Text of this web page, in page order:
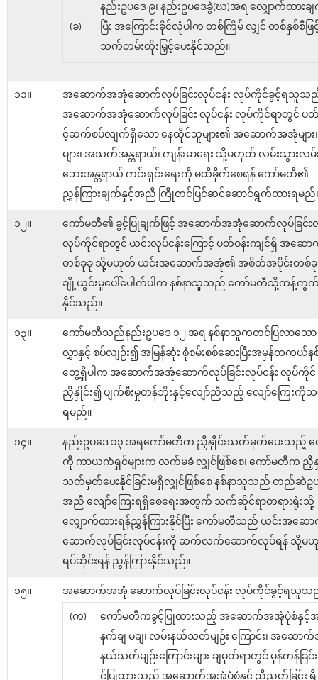
(ခ)
နည်းဥပဒေ ၉၊ နည်းဥပဒေခွဲ(ဃ)အရ လျှောက်ထားခ
ပြီး အကြောင်းခိုင်လုံပါက တစ်ကြိမ် လျှင် တစ်နှစ်စီဖြ
သက်တမ်းတိုးမြှင့်ပေးနိုင်သည်။
၁၁။
အဆောက်အအုံဆောက်လုပ်ခြင်းလုပ်ငန်း လုပ်ကိုင်ခွင့်ရသူသ
အဆောက်အအုံဆောက်လုပ်ခြင်း လုပ်ငန်း လုပ်ကိုင်ရာတွင် ပတ်
င့်ဆက်စပ်လျက်ရှိသော နေထိုင်သူများ၏ အဆောက်အအုံများ၊
များ၊ အသက်အန္တရာယ်၊ ကျန်းမာရေး သို့မဟုတ် လမ်းသွားလမ်
ဘေးအန္တရာယ် ကင်းရှင်းရေးကို မထိခိုက်စေရန် ကော်မတီ၏
ညွှန်ကြားချက်နှင့်အညီ ကြိုတင်ပြင်ဆင်ဆောင်ရွက်ထားရမည်
၁၂။
ကော်မတီ၏ ခွင့်ပြုချက်ဖြင့် အဆောက်အအုံဆောက်လုပ်ခြင်း
လုပ်ကိုင်ရာတွင် ယင်းလုပ်ငန်းကြောင့် ပတ်ဝန်းကျင်ရှိ အဆေ
တစ်ခုခု သို့မဟုတ် ယင်းအဆောက်အအုံ၏ အစိတ်အပိုင်းတစ်ခုခု
ချို့ယွင်းမှုပေါ်ပေါက်ပါက နစ်နာသူသည် ကော်မတီသို့ကန့်ကွ
နိုင်သည်။
၁၃။
ကော်မတီသည်နည်းဥပဒေ ၁၂ အရ နစ်နာသူကတင်ပြလာသ
လွှာနှင့် စပ်လျဉ်း၍ အမြန်ဆုံး စုံစမ်းစစ်ဆေးပြီးအမှန်တကယ်နစ်
တွေ့ရှိပါက အဆောက်အအုံဆောက်လုပ်ခြင်းလုပ်ငန်း လုပ်ကိုင်
ညှိနှိုင်း၍ ပျက်စီးမှုတန်ဘိုးနှင့်လျော်ညီသည့် လျော်ကြေးကို
ရမည်။
၁၄။
နည်းဥပဒေ ၁၃ အရကော်မတီက ညှိနှိုင်းသတ်မှတ်ပေးသည့် လျ
ကို ကာယကံရှင်များက လက်မခံ လျှင်ဖြစ်စေ၊ ကော်မတီက ညှိ
သတ်မှတ်ပေးနိုင်ခြင်းမရှိလျှင်ဖြစ်စေ နစ်နာသူသည် တည်ဆဲဥပ​ဒ
အညီ လျော်ကြေးရရှိစေရေးအတွက် သက်ဆိုင်ရာတရားရုံးသို့
လျှောက်ထားရန်ညွှန်ကြားနိုင်ပြီး ကော်မတီသည် ယင်းအဆ
ဆောက်လုပ်ခြင်းလုပ်ငန်းကို ဆက်လက်ဆောက်လုပ်ရန် သို့မ
ရပ်ဆိုင်းရန် ညွှန်ကြားနိုင်သည်။
၁၅။ အဆောက်အအုံ ဆောက်လုပ်ခြင်းလုပ်ငန်း လုပ်ကိုင်ခွင့်ရသူသ
(က)
ကော်မတီကခွင့်ပြုထားသည့် အဆောက်အအုံပုံစံနှင့်
နက်ချ မချ၊ လမ်းနယ်သတ်မျဉ်း ကြောင်း၊ အဆော
နယ်သတ်မျဉ်းကြောင်းများ ချမှတ်ရာတွင် မှန်ကန်ခြင်း
င့်ပြုထားသည့် အဆောက်အအုံပုံစံနှင့် ညီညွတ်ခြင်း